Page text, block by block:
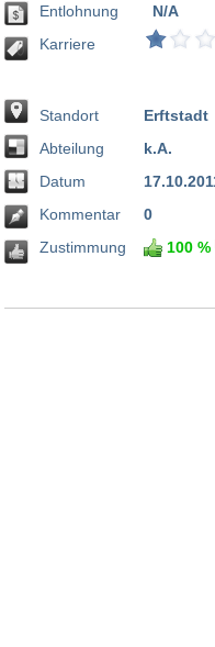
Entlohnung
Karriere
N/A
Standort
Abteilung
Datum
Kommentar
Zustimmung
Erftstadt
k.A.
0
100 %